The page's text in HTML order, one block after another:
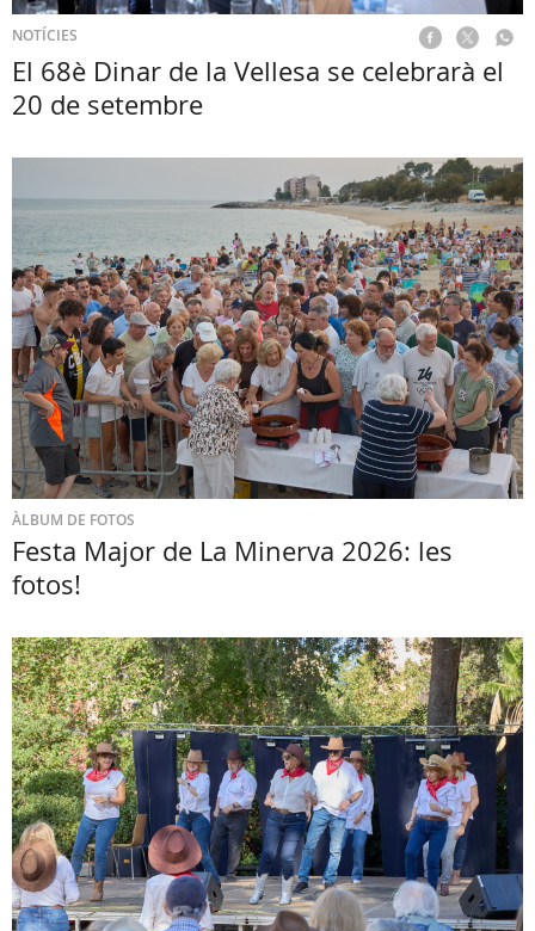
NOTÍCIES
El 68è Dinar de la Vellesa se celebrarà el
20 de setembre
ÀLBUM DE FOTOS
Festa Major de La Minerva 2026: les
fotos!